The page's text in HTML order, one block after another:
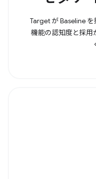
Target が Baseline
機能の認知度と採用